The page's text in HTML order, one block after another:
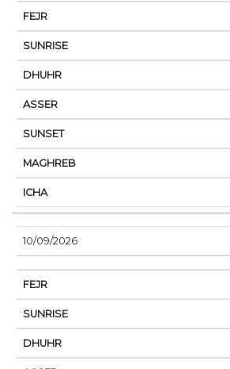
10/09/2026